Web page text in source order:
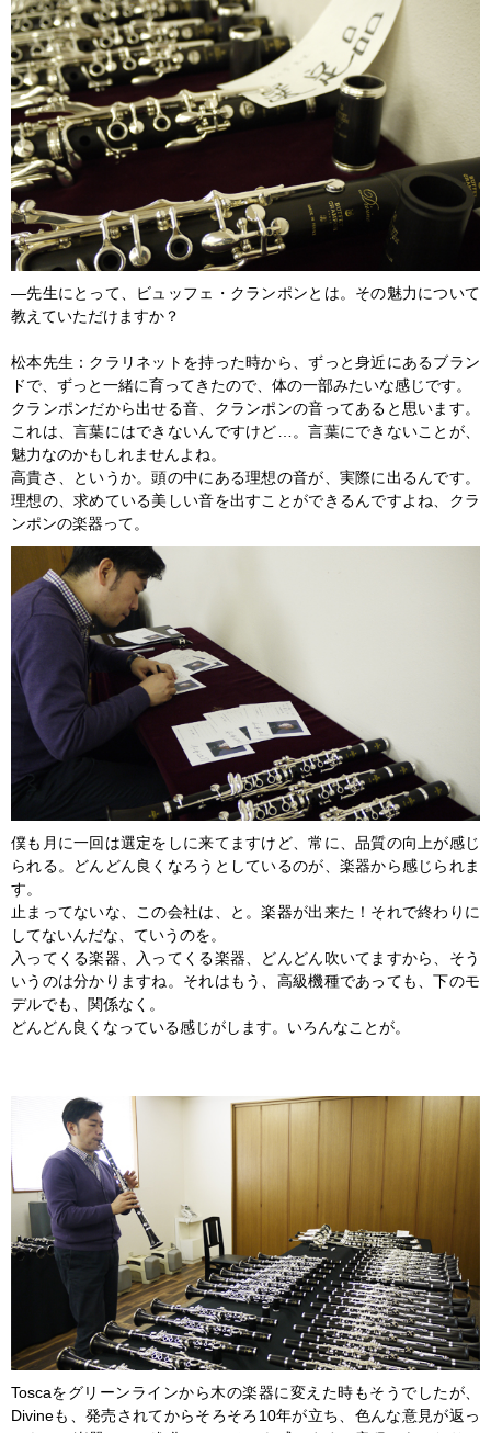
―先生にとって、ビュッフェ・クランポンとは。その魅力について
教えていただけますか？
松本先生：クラリネットを持った時から、ずっと身近にあるブラン
ドで、ずっと一緒に育ってきたので、体の一部みたいな感じです。
クランポンだから出せる音、クランポンの音ってあると思います。
これは、言葉にはできないんですけど…。言葉にできないことが、
魅力なのかもしれませんよね。
高貴さ、というか。頭の中にある理想の音が、実際に出るんです。
理想の、求めている美しい音を出すことができるんですよね、クラ
ンポンの楽器って。
僕も月に一回は選定をしに来てますけど、常に、品質の向上が感じ
られる。どんどん良くなろうとしているのが、楽器から感じられま
す。
止まってないな、この会社は、と。楽器が出来た！それで終わりに
してないんだな、ていうのを。
入ってくる楽器、入ってくる楽器、どんどん吹いてますから、そう
いうのは分かりますね。それはもう、高級機種であっても、下のモ
デルでも、関係なく。
どんどん良くなっている感じがします。いろんなことが。
Toscaをグリーンラインから木の楽器に変えた時もそうでしたが、
Divineも、発売されてからそろそろ10年が立ち、色んな意見が返っ